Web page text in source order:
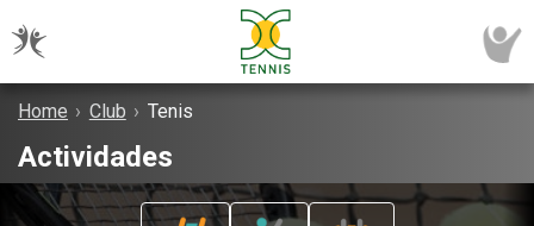
Home › Club › Tenis
Actividades